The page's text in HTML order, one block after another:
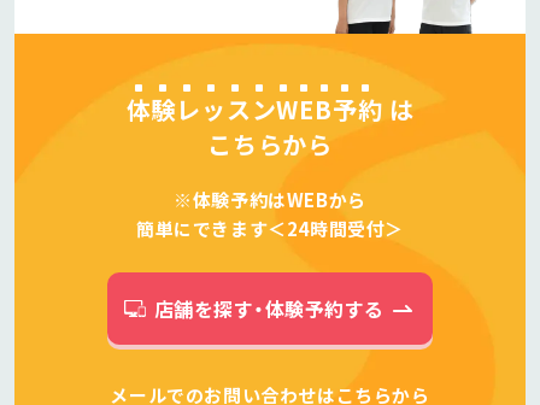
体験レッスンWEB予約 は
こちらから
※体験予約はWEBから
簡単にできます＜24時間受付＞
店舗を探す・体験予約する
メールでのお問い合わせはこちらから